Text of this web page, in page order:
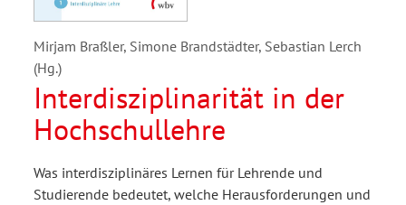
Mirjam Braßler, Simone Brandstädter, Sebastian Lerch
(Hg.)
Interdisziplinarität in der
Hochschullehre
Was interdisziplinäres Lernen für Lehrende und
Studierende bedeutet, welche Herausforderungen und